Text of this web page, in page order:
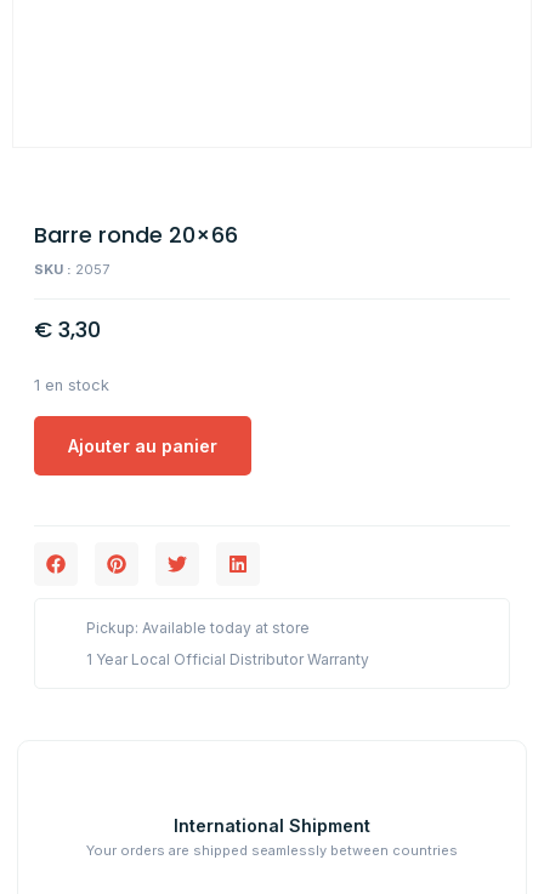
Barre ronde 20×66
SKU : 2057
€ 3,30
1 en stock
Ajouter au panier
Pickup: Available today at store
1 Year Local Official Distributor Warranty
International Shipment
Your orders are shipped seamlessly between countries